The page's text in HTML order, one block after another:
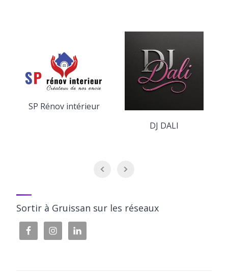
SP Rénov intérieur
DJ DALI
Sortir à Gruissan sur les réseaux